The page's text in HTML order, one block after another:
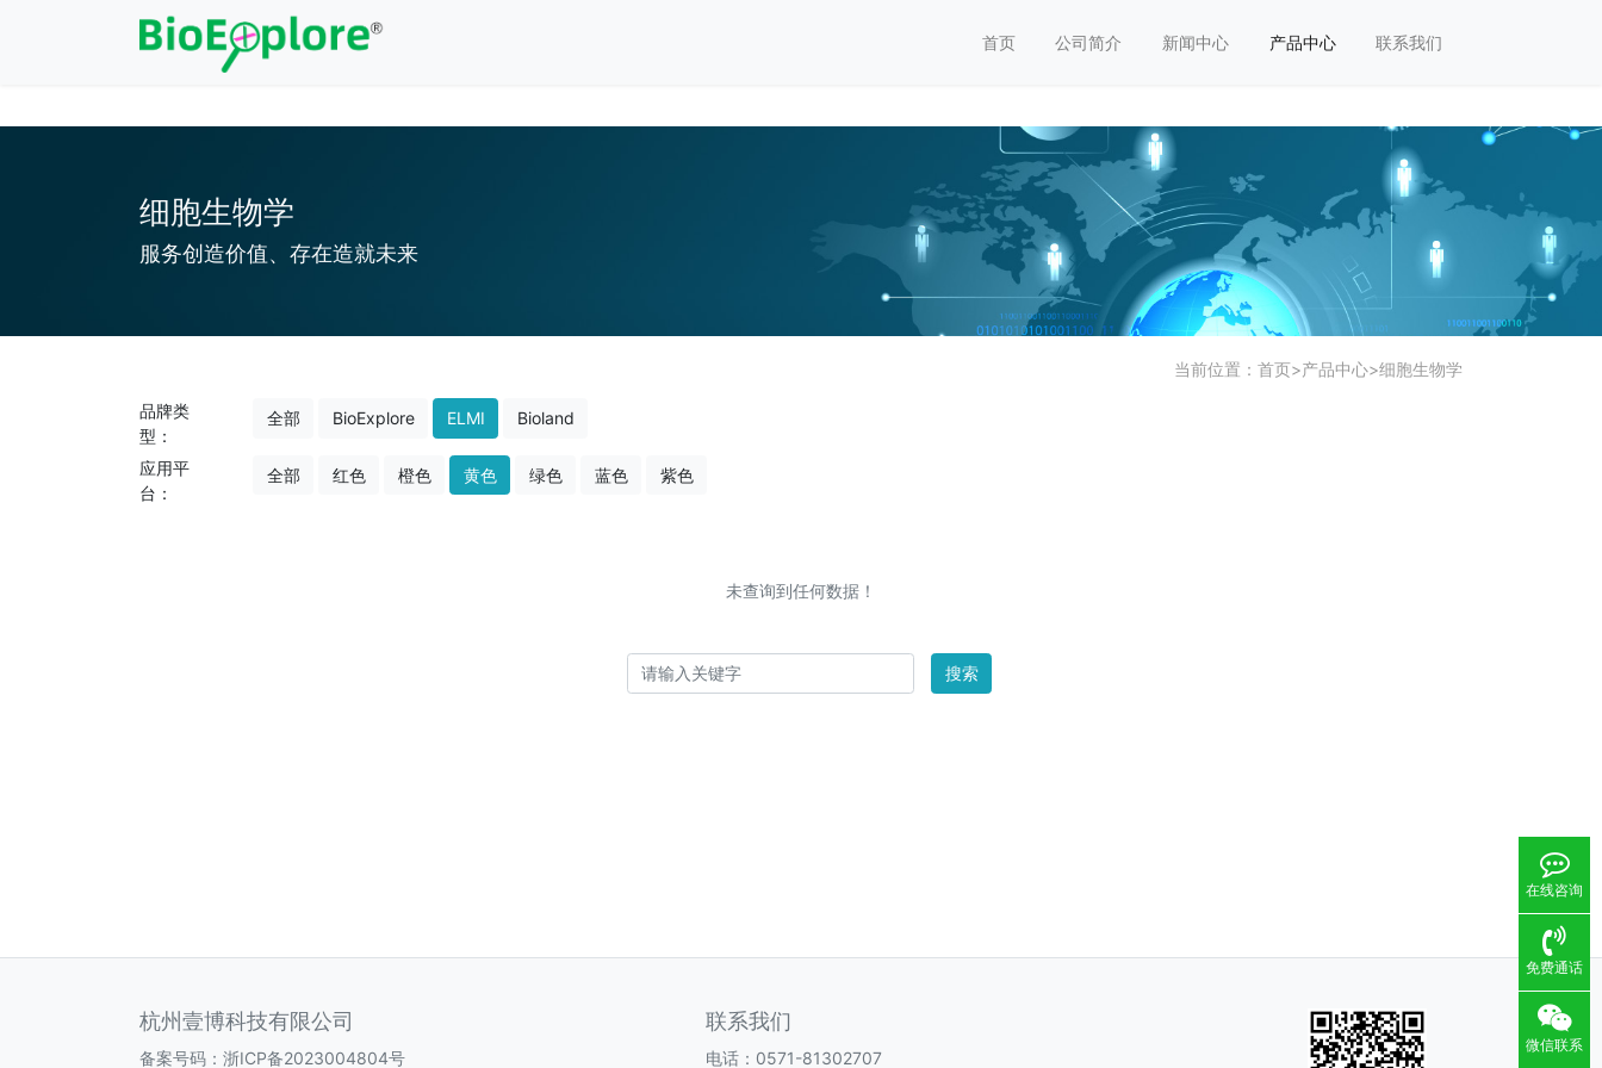
首页 公司简介 新闻中心 产品中心 联系我们
细胞生物学
服务创造价值、存在造就未来
当前位置： 首页>产品中心>细胞生物学
品牌类
型：
全部 BioExplore ELMI Bioland
应用平
台：
全部 红色 橙色 黄色 绿色 蓝色 紫色
未查询到任何数据！
搜索
杭州壹博科技有限公司
备案号码： 浙ICP备2023004804号
联系我们
电话：0571-81302707
在线咨询
免费通话
微信联系